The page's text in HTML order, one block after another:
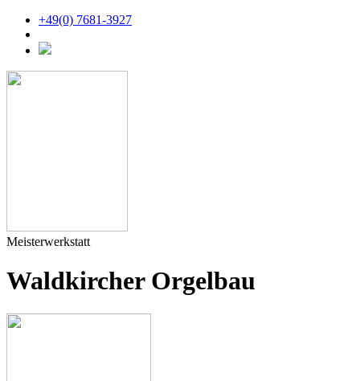
+49(0) 7681-3927
Meisterwerkstatt
Waldkircher Orgelbau